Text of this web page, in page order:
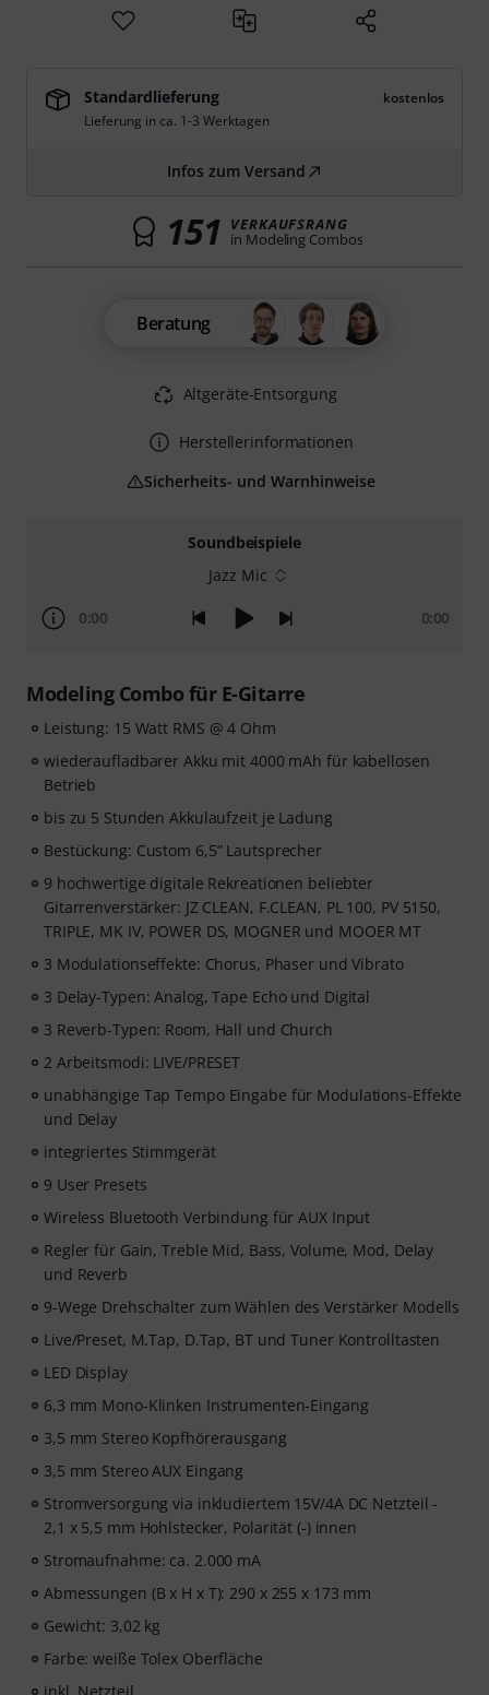
Soundbeispiele
Jazz Mic
0:00 0:00
Modeling Combo für E-Gitarre
Leistung: 15 Watt RMS @ 4 Ohm
wiederaufladbarer Akku mit 4000 mAh für kabellosen
Betrieb
bis zu 5 Stunden Akkulaufzeit je Ladung
Bestückung: Custom 6,5” Lautsprecher
9 hochwertige digitale Rekreationen beliebter
Gitarrenverstärker: JZ CLEAN, F.CLEAN, PL 100, PV 5150,
TRIPLE, MK IV, POWER DS, MOGNER und MOOER MT
3 Modulationseffekte: Chorus, Phaser und Vibrato
3 Delay-Typen: Analog, Tape Echo und Digital
3 Reverb-Typen: Room, Hall und Church
2 Arbeitsmodi: LIVE/PRESET
unabhängige Tap Tempo Eingabe für Modulations-Effekte
und Delay
integriertes Stimmgerät
9 User Presets
Wireless Bluetooth Verbindung für AUX Input
Regler für Gain, Treble Mid, Bass, Volume, Mod, Delay
und Reverb
9-Wege Drehschalter zum Wählen des Verstärker Modells
Live/Preset, M.Tap, D.Tap, BT und Tuner Kontrolltasten
LED Display
6,3 mm Mono-Klinken Instrumenten-Eingang
3,5 mm Stereo Kopfhörerausgang
3,5 mm Stereo AUX Eingang
Stromversorgung via inkludiertem 15V/4A DC Netzteil -
2,1 x 5,5 mm Hohlstecker, Polarität (-) innen
Stromaufnahme: ca. 2.000 mA
Abmessungen (B x H x T): 290 x 255 x 173 mm
Gewicht: 3,02 kg
Farbe: weiße Tolex Oberfläche
Standardlieferung
kostenlos
Lieferung in ca. 1-3 Werktagen
Infos zum Versand
151 VERKAUFSRANG
in Modeling Combos
Beratung
Altgeräte-Entsorgung
Herstellerinformationen
Sicherheits- und Warnhinweise